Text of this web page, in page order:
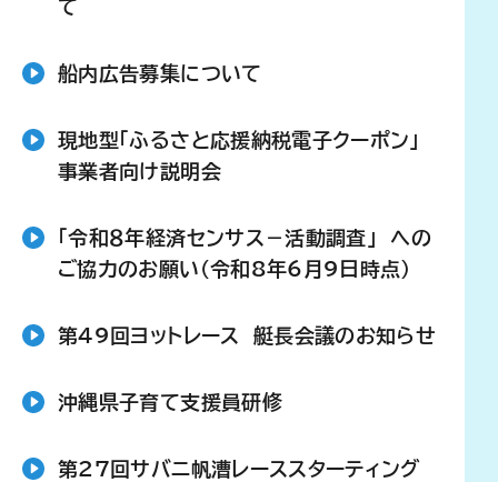
て
船内広告募集について
現地型「ふるさと応援納税電子クーポン」
事業者向け説明会
「令和８年経済センサス－活動調査」 への
ご協力のお願い（令和8年6月9日時点）
第49回ヨットレース 艇長会議のお知らせ
沖縄県子育て支援員研修
第27回サバニ帆漕レーススターティング